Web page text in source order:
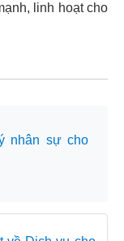
linh hoạt cho
nhân sự cho